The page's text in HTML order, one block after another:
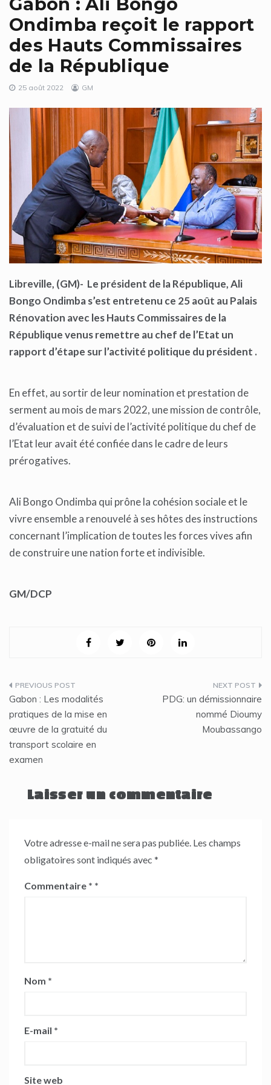
Ondimba reçoit le rapport
des Hauts Commissaires
de la République
25 août 2022 GM
Libreville, (GM)- Le président de la République, Ali
Bongo Ondimba s’est entretenu ce 25 août au Palais
Rénovation avec les Hauts Commissaires de la
République venus remettre au chef de l’Etat un
rapport d’étape sur l’activité politique du président .
En effet, au sortir de leur nomination et prestation de
serment au mois de mars 2022, une mission de contrôle,
d’évaluation et de suivi de l’activité politique du chef de
l’Etat leur avait été confiée dans le cadre de leurs
prérogatives.
Ali Bongo Ondimba qui prône la cohésion sociale et le
vivre ensemble a renouvelé à ses hôtes des instructions
concernant l’implication de toutes les forces vives afin
de construire une nation forte et indivisible.
GM/DCP
Navigation
de
l’article
Gabon : Les modalités
pratiques de la mise en
œuvre de la gratuité du
transport scolaire en
examen
PDG: un démissionnaire
nommé Dioumy
Moubassango
Laisser un commentaire
Votre adresse e-mail ne sera pas publiée. Les champs
obligatoires sont indiqués avec *
Commentaire *
Nom *
E-mail *
Site web